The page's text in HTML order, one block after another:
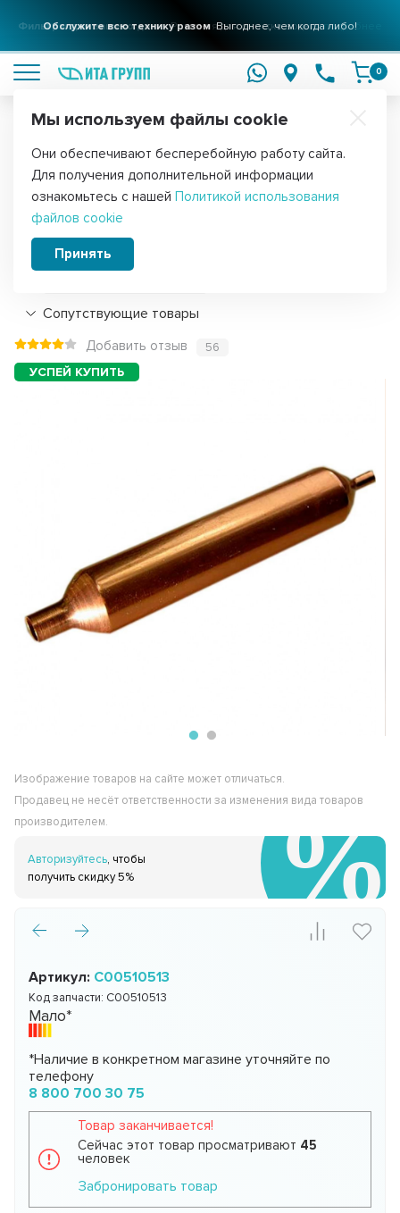
Обслужите всю технику разомВыгоднее, чем когда либо!
Фильтры для вашего домаРешения для очистки воды подробнее
0
Главная Запчасти для холодильников Аксессуары для
Фильтр-осушитель для холодильника
Ariston, Indesit, C00510513
Подробнее
Сопутствующие товары
Добавить отзыв 56
Изображение товаров на сайте может отличаться.
Продавец не несёт ответственности за изменения вида товаров
производителем.
Авторизуйтесь, чтобы
получить скидку 5%
Артикул: C00510513
Код запчасти: C00510513
Мало*
*Наличие в конкретном магазине уточняйте по
телефону
8 800 700 30 75
Товар заканчивается!
Сейчас этот товар просматривают 45
человек
Забронировать товар
Мы используем файлы cookie
Они обеспечивают бесперебойную работу сайта.
Для получения дополнительной информации
ознакомьтесь с нашей Политикой использования
файлов cookie
Принять